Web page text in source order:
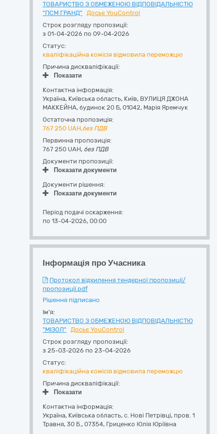
ТОВАРИСТВО З ОБМЕЖЕНОЮ ВІДПОВІДАЛЬНІСТЮ
"ПСМ ГРАНД"
Досьє YouControl
Строк розгляду пропозиції:
з 01-04-2026 по 09-04-2026
Статус:
кваліфікаційна комісія відмовила переможцю
Причина дискваліфікації:
Показати
Контактна інформація:
Україна, Київська область, Київ, ВУЛИЦЯ ДЖОНА
МАККЕЙНА, будинок 20 Б, 01042, Марія Яремчук
Остаточна пропозиція:
767 250 UAH,без ПДВ
Первинна пропозиція:
767 250 UAH, без ПДВ
Документи пропозиції:
Показати документи
Документи рішення:
Показати документи
Період подачі оскарження:
по 13-04-2026, 00:00
Інформація про Учасника
Протокол відхилення тендерної пропозиції/
пропозиції.pdf
Рішення підписано
Ім'я:
ТОВАРИСТВО З ОБМЕЖЕНОЮ ВІДПОВІДАЛЬНІСТЮ
"МІЗОЛ"
Досьє YouControl
Строк розгляду пропозиції:
з 25-03-2026 по 23-04-2026
Статус:
кваліфікаційна комісія відмовила переможцю
Причина дискваліфікації:
Показати
Контактна інформація:
Україна, Київська область, с. Нові Петрівці, пров. 1
Травня, 30 Б., 07354, Гриценко Юлія Юріївна